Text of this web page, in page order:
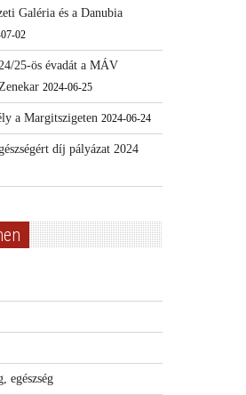
Galéria és a Danubia
02
25-ös évadát a MÁV
2024-06-25
a Margitszigeten 2024-06-24
díj pályázat 2024
egészség